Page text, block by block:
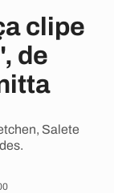
clipe
de
Salete